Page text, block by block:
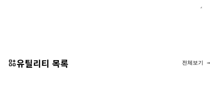
유틸리티 목록 전체보기 →